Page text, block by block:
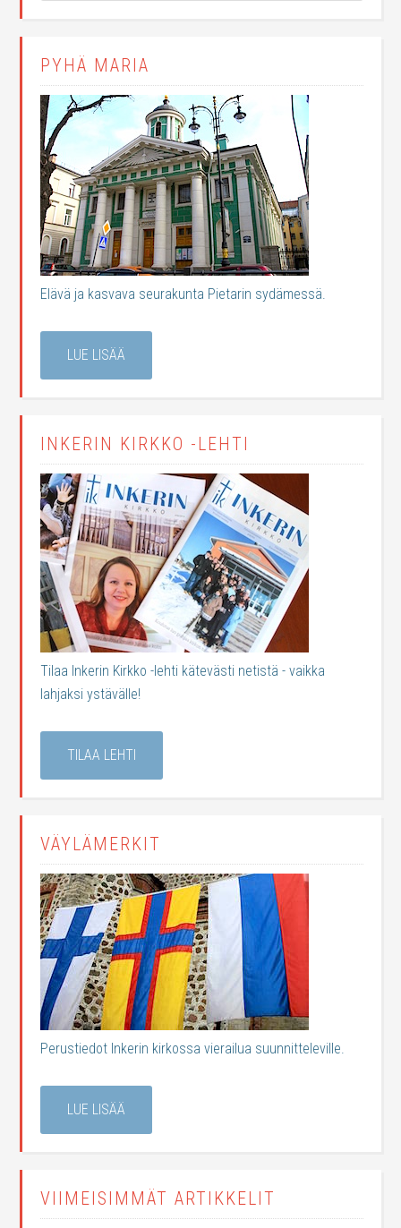
PYHÄ MARIA
Elävä ja kasvava seurakunta Pietarin sydämessä.
LUE LISÄÄ
INKERIN KIRKKO -LEHTI
Tilaa Inkerin Kirkko -lehti kätevästi netistä - vaikka
lahjaksi ystävälle!
TILAA LEHTI
VÄYLÄMERKIT
Perustiedot Inkerin kirkossa vierailua suunnitteleville.
LUE LISÄÄ
VIIMEISIMMÄT ARTIKKELIT